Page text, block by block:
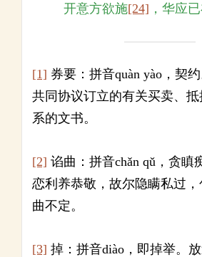
开意方欲施[24] ，华应
[1] 券要：拼音quàn yào，契
共同协议订立的有关买卖、
系的文书。
[2] 谄曲：拼音chǎn qǔ，贪瞋
恋利养恭敬，故尔隐瞒私过
曲不定。
[3] 掉：拼音diào，即掉举。